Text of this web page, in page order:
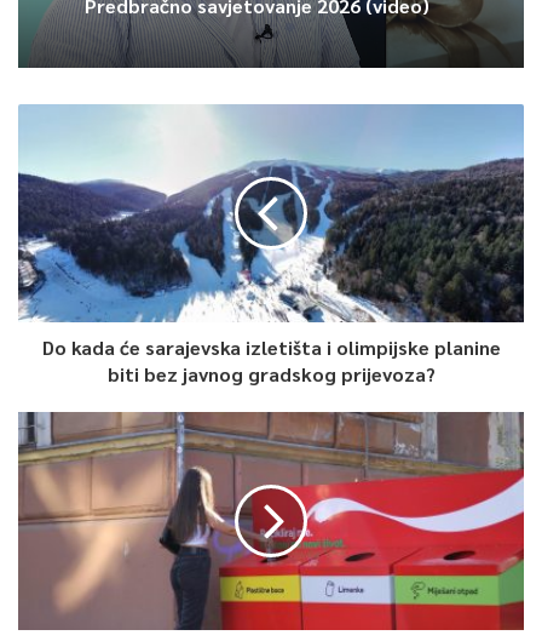
Do kada će sarajevska izletišta i olimpijske planine
biti bez javnog gradskog prijevoza?